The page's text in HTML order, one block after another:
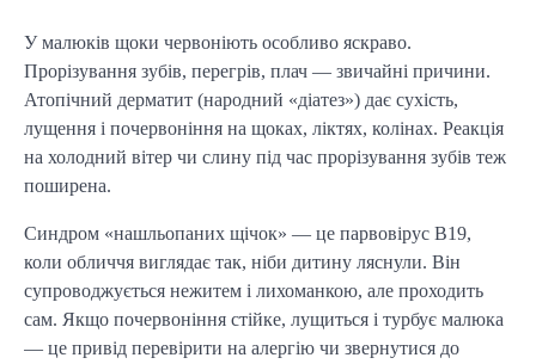
У малюків щоки червоніють особливо яскраво.
Прорізування зубів, перегрів, плач — звичайні причини.
Атопічний дерматит (народний «діатез») дає сухість,
лущення і почервоніння на щоках, ліктях, колінах. Реакція
на холодний вітер чи слину під час прорізування зубів теж
поширена.
Синдром «нашльопаних щічок» — це парвовірус B19,
коли обличчя виглядає так, ніби дитину ляснули. Він
супроводжується нежитем і лихоманкою, але проходить
сам. Якщо почервоніння стійке, лущиться і турбує малюка
— це привід перевірити на алергію чи звернутися до